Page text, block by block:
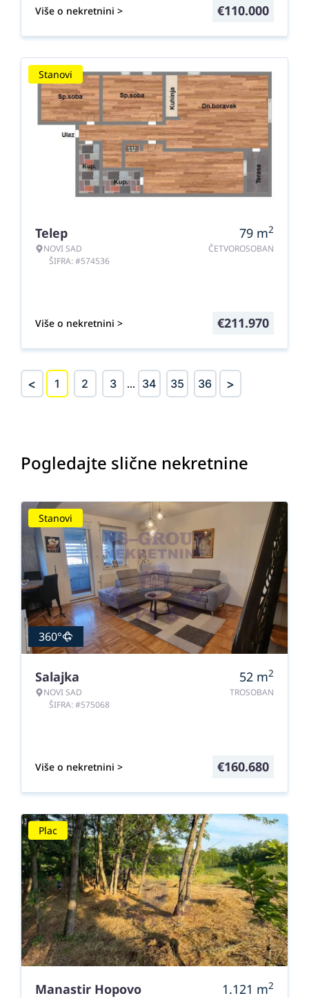
Više o nekretnini > €110.000
Stanovi
Telep
NOVI SAD
ŠIFRA: #574536
79 m2
ČETVOROSOBAN
Više o nekretnini > €211.970
< 1 2 3 ... 34 35 36 >
Pogledajte slične nekretnine
Stanovi
360°
Salajka
NOVI SAD
ŠIFRA: #575068
52 m2
TROSOBAN
Više o nekretnini > €160.680
Plac
Manastir Hopovo 1.121 m2